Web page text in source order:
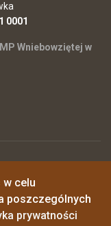
0001
Wniebowziętej w
o. Janusz - 517161348
celu
poszczególnych
prywatności